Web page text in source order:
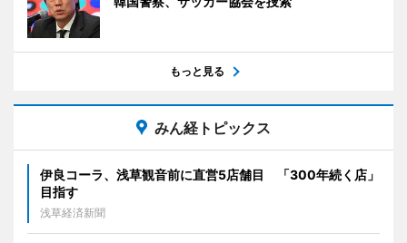
もっと見る
みん経トピックス
伊良コーラ、浅草観音前に直営5店舗目 「300年続く店」
目指す
浅草経済新聞